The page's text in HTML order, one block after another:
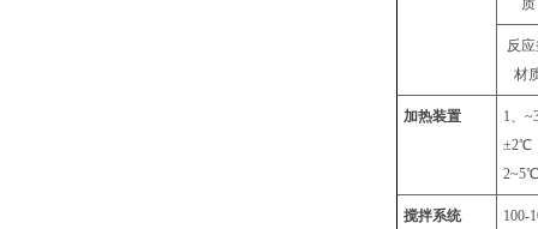
质
反
材
加热装置 1、
±2℃
2~5℃
搅拌系统
100-